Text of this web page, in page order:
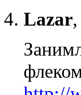
Lazar,